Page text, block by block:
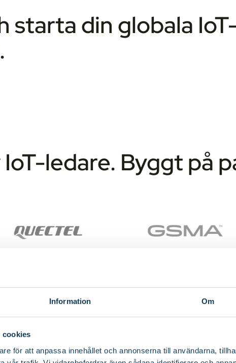
Information Om
cookies
för att anpassa innehållet och annonserna till användarna,
starta din globala
ledare. Byggt på
SIM-kort för mobilnät,